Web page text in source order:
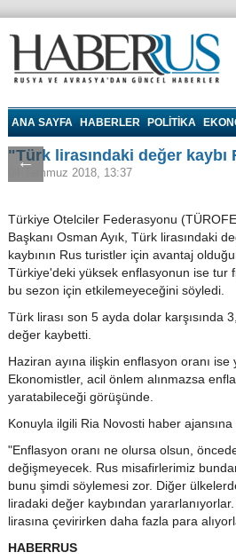
ANA SAYFA HABERLER POLITIKA
←
"Türk lirasındaki değer
04 Temmuz 2018, 13:37
Türkiye Otelciler Federasyonu
Başkanı Osman Ayık, Türk lirasındaki
kaybının Rus turistler için avantaj
Türkiye'deki yüksek enflasyonun ise tur
bu sezon için etkilemeyeceğini söyledi.
Türk lirası son 5 ayda dolar
değer kaybetti.
Haziran ayına ilişkin enflasyon oranı
Ekonomistler, acil önlem alınmazsa
yaratabileceği görüşünde.
Konuyla ilgili Ria Novosti haber
"Enflasyon oranı ne olursa olsun,
değişmeyecek. Rus misafirlerimiz
bunu şimdi söylemesi zor. Diğer
liradaki değer kaybından
lirasına çevirirken daha fazla para
HABERRUS